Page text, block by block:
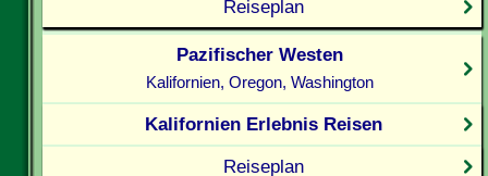
Reiseplan
Pazifischer Westen
Kalifornien, Oregon, Washington
Kalifornien Erlebnis Reisen
Reiseplan